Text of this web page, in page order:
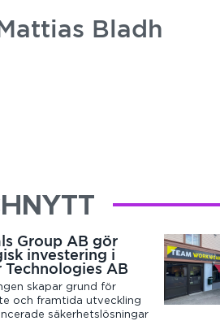
Bladh
Group AB gör
investering i
Technologies AB
skapar grund för
och framtida utveckling
säkerhetslösningar